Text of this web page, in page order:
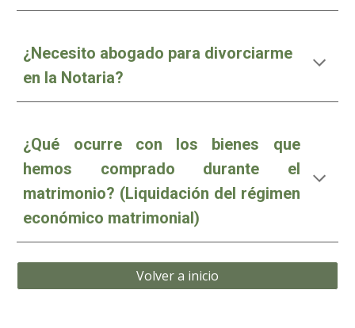
¿Necesito abogado para divorciarme
en la Notaria?
¿Qué ocurre con los bienes que
hemos comprado durante el
matrimonio? (Liquidación del régimen
económico matrimonial)
Volver a inicio